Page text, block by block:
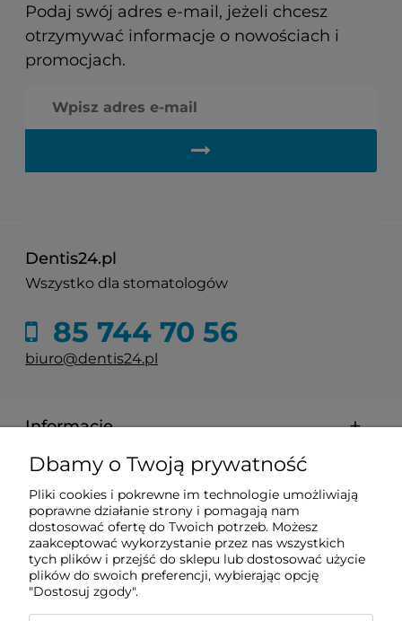
Podaj swój adres e-mail, jeżeli chcesz
otrzymywać informacje o nowościach i
promocjach.
Dentis24.pl
Wszystko dla stomatologów
85 744 70 56
biuro@dentis24.pl
Informacje
Zakupy
Pomoc
Moje konto
Dbamy o Twoją prywatność
Pliki cookies i pokrewne im technologie umożliwiają
poprawne działanie strony i pomagają nam
dostosować ofertę do Twoich potrzeb. Możesz
zaakceptować wykorzystanie przez nas wszystkich
tych plików i przejść do sklepu lub dostosować użycie
plików do swoich preferencji, wybierając opcję
"Dostosuj zgody".